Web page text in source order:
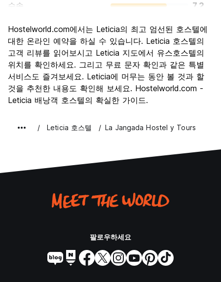
수송
7.2
문화
7.3
나이트 라이프
5.2
가격 대비 만족도
6.5
Hostelworld.com에서는 Leticia의 최고 엄선된 호스텔에
대한 온라인 예약을 하실 수 있습니다. Leticia 호스텔의
고객 리뷰를 읽어보시고 Leticia 지도에서 유스호스텔의
위치를 확인하세요. 그리고 무료 문자 확인과 같은 특별
서비스도 즐겨보세요. Leticia에 머무는 동안 볼 것과 할
것을 추천한 내용도 확인해 보세요. Hostelworld.com -
Leticia 배낭객 호스텔의 확실한 가이드.
Leticia 호스텔 La Jangada Hostel y Tours
팔로우하세요